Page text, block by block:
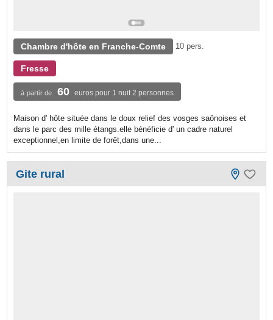
Chambre d'hôte en Franche-Comte 10 pers.
Fresse
à partir de 60 euros pour 1 nuit 2 personnes
Maison d' hôte située dans le doux relief des vosges saônoises et
dans le parc des mille étangs.elle bénéficie d' un cadre naturel
exceptionnel,en limite de forêt,dans une...
Gite rural